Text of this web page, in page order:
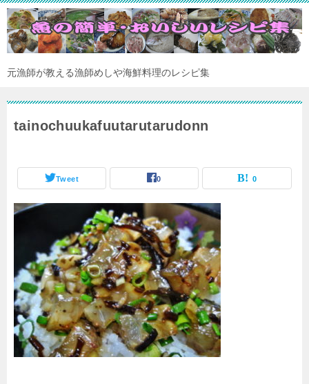
元漁師が教える漁師めしや海鮮料理のレシピ集
tainochuukafuutarutarudonn
Tweet 0 0